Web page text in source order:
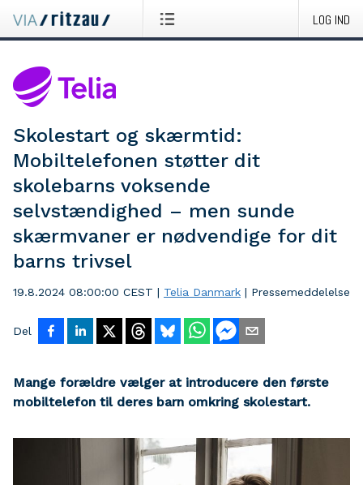
LOG IND
Skolestart og skærmtid:
Mobiltelefonen støtter dit
skolebarns voksende
selvstændighed – men sunde
skærmvaner er nødvendige for dit
barns trivsel
19.8.2024 08:00:00 CEST | Telia Danmark | Pressemeddelelse
Del
Mange forældre vælger at introducere den første
mobiltelefon til deres barn omkring skolestart.